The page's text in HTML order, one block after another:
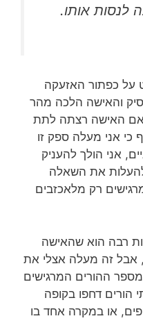
לנסות אותו.
על כפתור האזעקה
והאישה הלכה מהר
האישה רצתה לתת
כי אני מעלה ספק זו
אני הולך להעניק
את השאלה
רק מלאכזבים
רבה הוא שהאישה
אבל זה מעלה אצלי את
ההורים המרגישים
הורים דחפו בקופה
או במקרה אחד בו